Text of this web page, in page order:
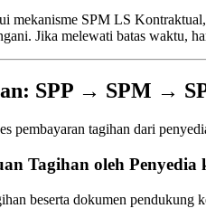
mekanisme SPM LS
Jika melewati batas waktu,
SPP → SPM →
pembayaran tagihan dari
Tagihan oleh Penyedia
beserta dokumen pendukung